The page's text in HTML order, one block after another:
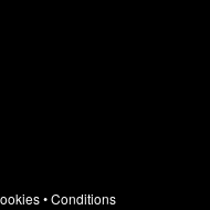
•Conditions